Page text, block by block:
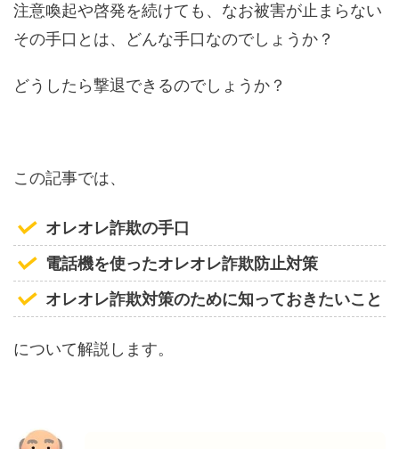
注意喚起や啓発を続けても、なお被害が止まらない
その手口とは、どんな手口なのでしょうか？
どうしたら撃退できるのでしょうか？
この記事では、
オレオレ詐欺の手口
電話機を使ったオレオレ詐欺防止対策
オレオレ詐欺対策のために知っておきたいこと
について解説します。